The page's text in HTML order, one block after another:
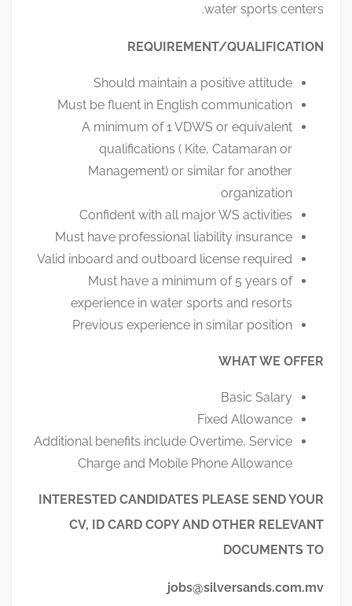
water sports centers.
REQUIREMENT/QUALIFICATION
Should maintain a positive attitude
Must be fluent in English communication
A minimum of 1 VDWS or equivalent
qualifications ( Kite, Catamaran or
Management) or similar for another
organization
Confident with all major WS activities
Must have professional liability insurance
Valid inboard and outboard license required
Must have a minimum of 5 years of
experience in water sports and resorts
Previous experience in similar position
WHAT WE OFFER
Basic Salary
Fixed Allowance
Additional benefits include Overtime, Service
Charge and Mobile Phone Allowance
INTERESTED CANDIDATES PLEASE SEND YOUR
CV, ID CARD COPY AND OTHER RELEVANT
DOCUMENTS TO
jobs@silversands.com.mv